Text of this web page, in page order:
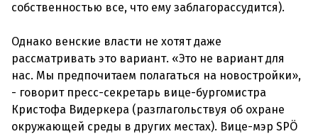
собственностью все, что ему заблагорассудится).
Однако венские власти не хотят даже
рассматривать это вариант. «Это не вариант для
нас. Мы предпочитаем полагаться на новостройки»,
- говорит пресс-секретарь вице-бургомистра
Кристофа Видеркера (разглагольствуя об охране
окружающей среды в других местах). Вице-мэр SPÖ